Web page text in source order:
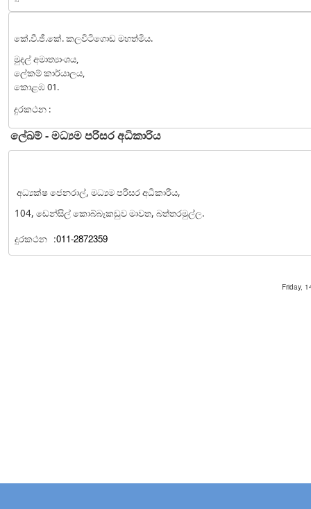
කේ.වී.ජී.කේ. කලවිටිගොඩ මහත්මිය.
මුදල් අමාත්‍යාංශය,
ලේකම් කාර්යාලය,
කොළඹ 01.
දුරකථන :
ලේඛම් - මධ්‍යම පරිසර අධිකාරිය
අධ්‍යක්ෂ ජෙනරාල්, මධ්‍යම පරිසර අධිකාරිය,
104, ඩෙන්සිල් කොබ්බෑකඩුව මාවත, බත්තරමුල්ල.
දුරකථන :011-2872359
Friday,